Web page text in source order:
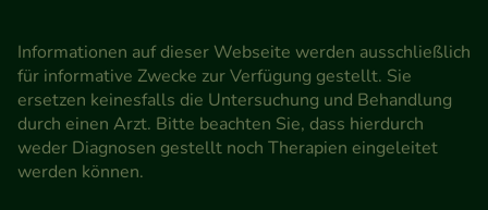
Informationen auf dieser Webseite werden ausschließlich
für informative Zwecke zur Verfügung gestellt. Sie
ersetzen keinesfalls die Untersuchung und Behandlung
durch einen Arzt. Bitte beachten Sie, dass hierdurch
weder Diagnosen gestellt noch Therapien eingeleitet
werden können.